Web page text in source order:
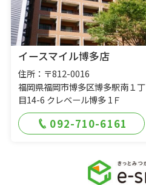
イースマイル博多店
住所：〒812-0016
福岡県福岡市博多区博多駅南１丁
目14-6 クレベール博多 1Ｆ
092-710-6161